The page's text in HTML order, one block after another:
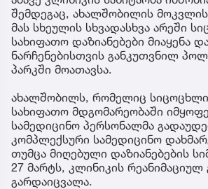
შემდეგაც, ახალშობილის
მას სხეულის სხვადასხვა არეში
სახიფათო დაზიანებები მიაყენა
ნარჩენებისთვის განკუთვნილ
პარკში მოათავსა.
ახალშობილს, რომელიც
სახიფათო მდგომარეობაში
სამედიცინო პერსონალმა
კომპლექსური სამედიცინო
თუმცა მიღებული დაზიანებების
27 მარტს, კლინიკის
გარდაიცვალა.